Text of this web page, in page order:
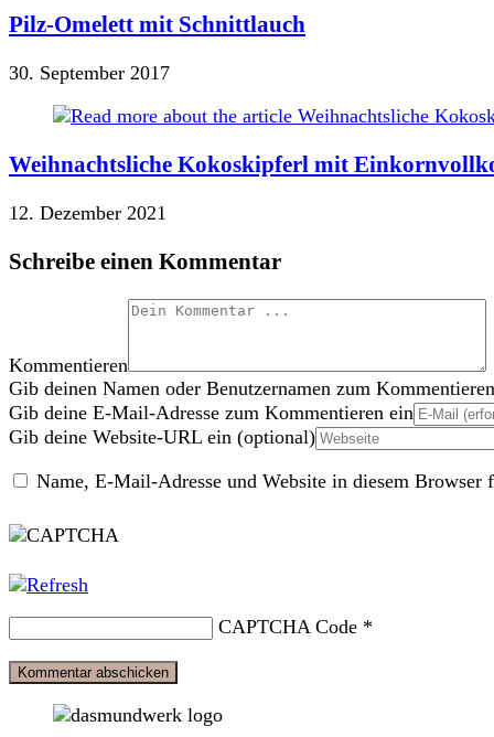
Pilz-Omelett mit Schnittlauch
30. September 2017
Weihnachtsliche Kokoskipferl mit
12. Dezember 2021
Schreibe einen Kommentar
Kommentieren
Gib deinen Namen oder Benutzernamen zum
Gib deine E-Mail-Adresse zum Kommentieren ein
Gib deine Website-URL ein (optional)
Name, E-Mail-Adresse und Website in diesem Browser
CAPTCHA Code *